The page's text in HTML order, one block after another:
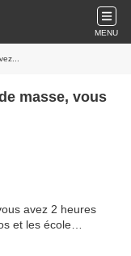
MENU
masse, vous
avez 2 heures
et les école…